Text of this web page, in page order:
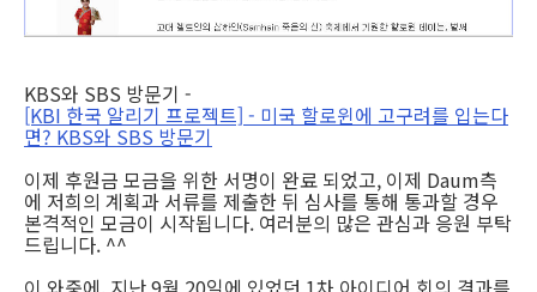
KBS와 SBS 방문기 -
[KBI 한국 알리기 프로젝트] - 미국 할로윈에 고구려를 입는다
면? KBS와 SBS 방문기
이제 후원금 모금을 위한 서명이 완료 되었고, 이제 Daum측
에 저희의 계획과 서류를 제출한 뒤 심사를 통해 통과할 경우
본격적인 모금이 시작됩니다. 여러분의 많은 관심과 응원 부탁
드립니다. ^^